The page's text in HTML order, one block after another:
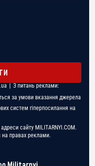
| З питань реклами:
за умови вказання джерела
систем гіперпосилання на
сайту MILITARNYI.COM.
на правах реклами.